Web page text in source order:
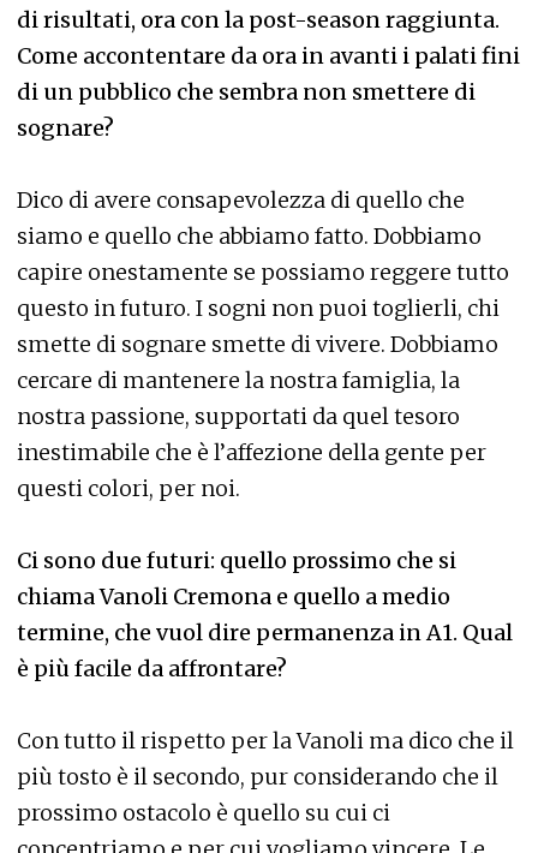
di risultati, ora con la post-season raggiunta.
Come accontentare da ora in avanti i palati fini
di un pubblico che sembra non smettere di
sognare?
Dico di avere consapevolezza di quello che
siamo e quello che abbiamo fatto. Dobbiamo
capire onestamente se possiamo reggere tutto
questo in futuro. I sogni non puoi toglierli, chi
smette di sognare smette di vivere. Dobbiamo
cercare di mantenere la nostra famiglia, la
nostra passione, supportati da quel tesoro
inestimabile che è l’affezione della gente per
questi colori, per noi.
Ci sono due futuri: quello prossimo che si
chiama Vanoli Cremona e quello a medio
termine, che vuol dire permanenza in A1. Qual
è più facile da affrontare?
Con tutto il rispetto per la Vanoli ma dico che il
più tosto è il secondo, pur considerando che il
prossimo ostacolo è quello su cui ci